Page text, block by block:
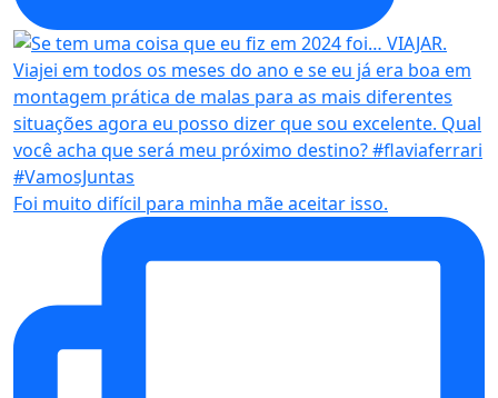
Foi muito difícil para minha mãe aceitar isso.